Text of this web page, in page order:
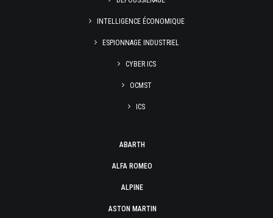
INTELLIGENCE ÉCONOMIQUE
ESPIONNAGE INDUSTRIEL
CYBER ICS
OCMST
ICS
ABARTH
ALFA ROMEO
ALPINE
ASTON MARTIN